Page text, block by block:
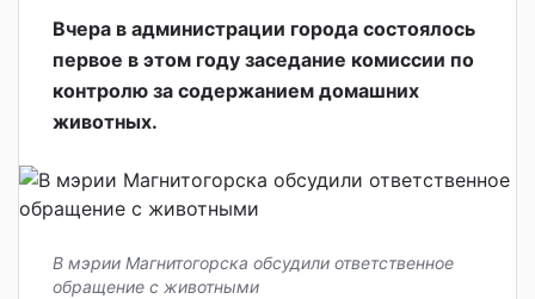
Вчера в администрации города состоялось
первое в этом году заседание комиссии по
контролю за содержанием домашних
животных.
В мэрии Магнитогорска обсудили ответственное
обращение с животными